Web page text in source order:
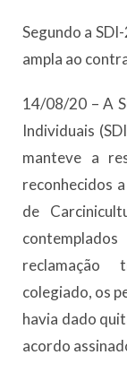
Segundo a
ampla ao
14/08/20 – A
Individuais
manteve a
reconhecidos
de
reclamação
colegiado, os
havia dado
acordo